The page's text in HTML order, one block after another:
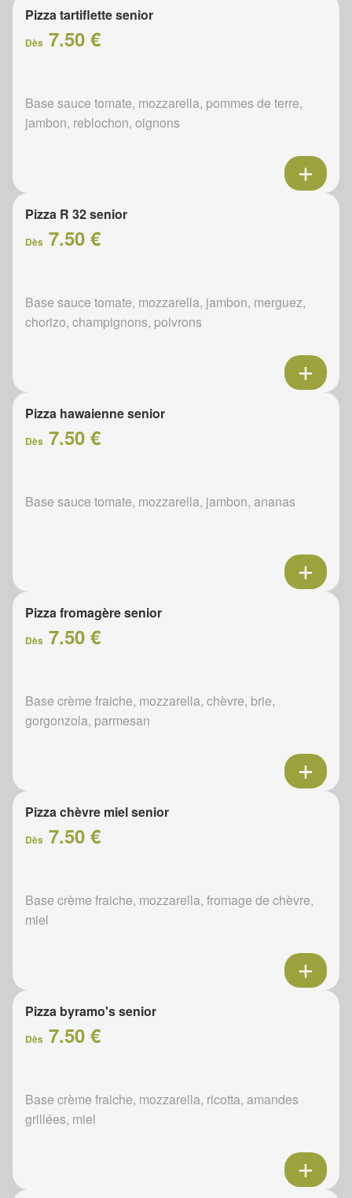
Pizza tartiflette senior
Dès 7.50 €
Base sauce tomate, mozzarella, pommes de terre,
jambon, reblochon, oignons
Pizza R 32 senior
Dès 7.50 €
Base sauce tomate, mozzarella, jambon, merguez,
chorizo, champignons, poivrons
Pizza hawaienne senior
Dès 7.50 €
Base sauce tomate, mozzarella, jambon, ananas
Pizza fromagère senior
Dès 7.50 €
Base crème fraiche, mozzarella, chèvre, brie,
gorgonzola, parmesan
Pizza chèvre miel senior
Dès 7.50 €
Base crème fraiche, mozzarella, fromage de chèvre,
miel
Pizza byramo's senior
Dès 7.50 €
Base crème fraiche, mozzarella, ricotta, amandes
grillées, miel